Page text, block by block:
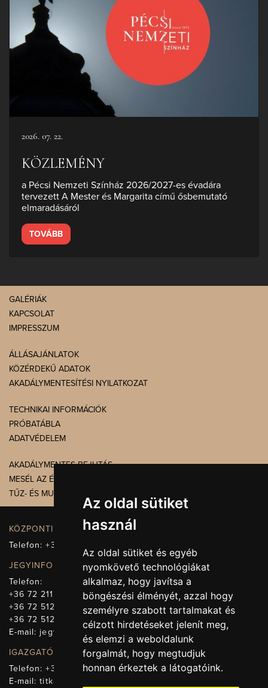
Az oldal sütiket
használ
Az oldal sütiket és egyéb
nyomkövető technológiákat
alkalmaz, hogy javítsa a
böngészési élményét, azzal hogy
személyre szabott tartalmakat és
célzott hirdetéseket jelenít meg,
és elemzi a weboldalunk
forgalmát, hogy megtudjuk
honnan érkeztek a látogatóink.
2026. 07. 22.
KÖZLEMÉNY
a Pécsi Nemzeti Színház 2026/2027-es évadára
tervezett A Mester és Margarita című ősbemutató
elmaradásáról
TOVÁBB
GALÉRIÁK
KAPCSOLAT
IMPRESSZUM
ÁLLÁSAJÁNLATOK
KÖZÉRDEKŰ ADATOK
AKADÁLYMENTESÍTÉSI NYILATKOZAT
TECHNIKAI INFORMÁCIÓK
PRÓBATÁBLA
ADATVÉDELEM
AKADÁLYMENTES BEJUTÁS
MESÉL AZ ÉPÜLET
TŰZ- ÉS MUNKAVÉDELEM
KÖZPONTI ELÉRHETŐSÉG, TELEFONKÖZPONT
Telefon:+36 72 512-660
JEGYINFORMÁCIÓ
Telefon:
+36 72 211-965
+36 72 512-669
+36 72 512-675
E-mail: jegy@pnsz.hu
IGAZGATÓSÁG, TITKÁRSÁG
Telefon:+36 72 512-671
E-mail:titkarsag@pnsz.hu